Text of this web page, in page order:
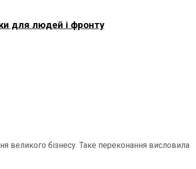
для людей і фронту
бізнесу. Таке переконання висловила